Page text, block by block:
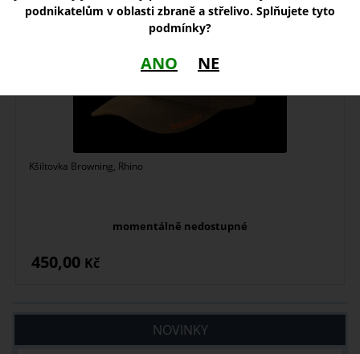
Kšiltovka Browning, Rhino
momentálně nedostupné
450,00 Kč
NOVINKY
podnikatelům v oblasti zbraně a střelivo. Splňujete tyto
podmínky?
ANO NE